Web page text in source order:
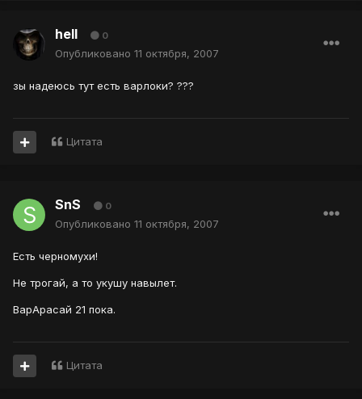
hell 0
Опубликовано 11 октября, 2007
зы надеюсь тут есть варлоки? ???
Цитата
SnS 0
Опубликовано 11 октября, 2007
Есть черномухи!
Не трогай, а то укушу навылет.
ВарАрасай 21 пока.
Цитата